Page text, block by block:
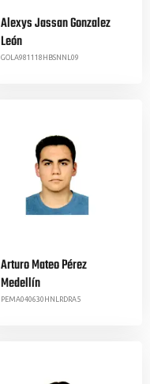
Alexys Jassan Gonzalez
León
GOLA981118HBSNNL09
Arturo Mateo Pérez
Medellín
PEMA040630HNLRDRA5